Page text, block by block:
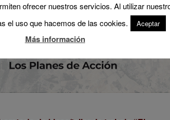
ofrecer nuestros servicios. Al utilizar
el uso que hacemos de las cookies.
Aceptar
Más información